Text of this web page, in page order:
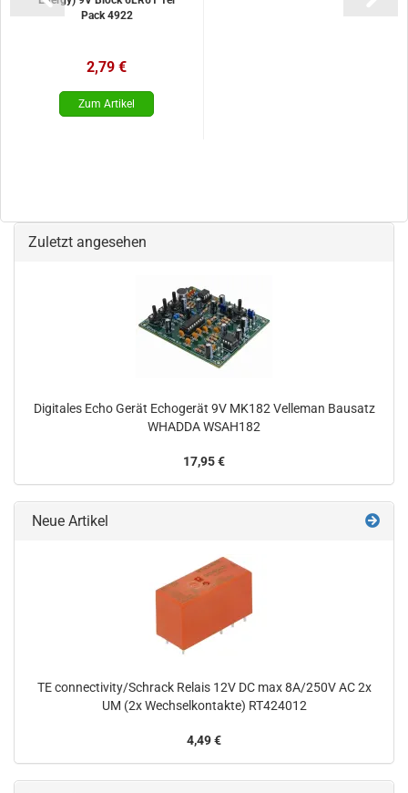
Pack 4922
2,79 €
Zuletzt angesehen
Digitales Echo Gerät Echogerät 9V MK182 Velleman Bausatz
WHADDA WSAH182
17,95 €
Neue Artikel
TE connectivity/Schrack Relais 12V DC max 8A/250V AC 2x
UM (2x Wechselkontakte) RT424012
4,49 €